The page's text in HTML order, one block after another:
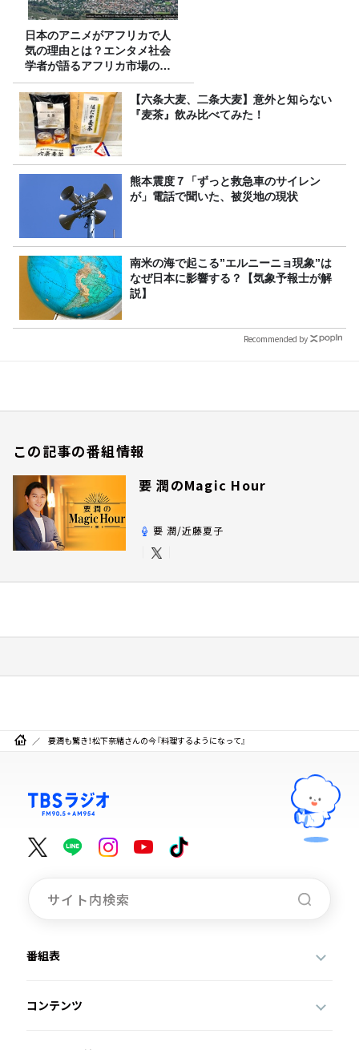
日本のアニメがアフリカで人
気の理由とは？エンタメ社会
学者が語るアフリカ市場のリ
アル
【六条大麦、二条大麦】意外と知らない
『麦茶』飲み比べてみた！
熊本震度７「ずっと救急車のサイレン
が」電話で聞いた、被災地の現状
南米の海で起こる”エルニーニョ現象”は
なぜ日本に影響する？【気象予報士が解
説】
Recommended by
この記事の番組情報
要 潤のMagic Hour
要 潤/近藤夏子
要潤も驚き！松下奈緒さんの今『料理するようになって』
番組表
コンテンツ